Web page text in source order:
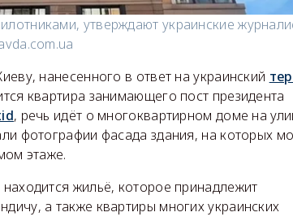
утверждают украинские
нанесенного в ответ на украинский
квартира занимающего пост президента
, речь идёт о многоквартирном доме на
фотографии фасада здания, на которых
этаже.
жильё, которое принадлежит
а также квартиры многих украинских